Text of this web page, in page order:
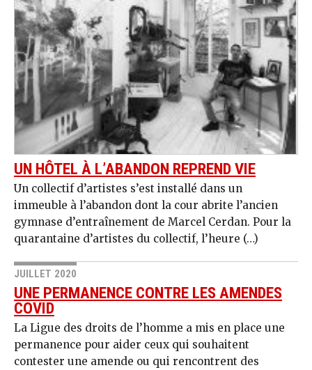
UN HÔTEL À L’ABANDON REPREND VIE
Un collectif d’artistes s’est installé dans un
immeuble à l’abandon dont la cour abrite l’ancien
gymnase d’entraînement de Marcel Cerdan. Pour la
quarantaine d’artistes du collectif, l’heure (…)
JUILLET 2020
UNE PERMANENCE CONTRE LES AMENDES
COVID
La Ligue des droits de l’homme a mis en place une
permanence pour aider ceux qui souhaitent
contester une amende ou qui rencontrent des